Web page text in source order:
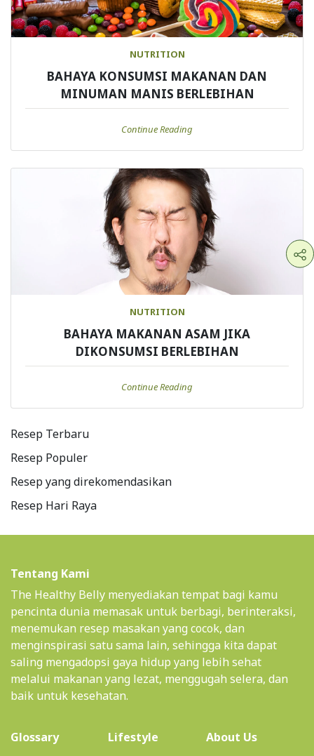
NUTRITION
BAHAYA KONSUMSI MAKANAN DAN
MINUMAN MANIS BERLEBIHAN
Continue Reading
NUTRITION
BAHAYA MAKANAN ASAM JIKA
DIKONSUMSI BERLEBIHAN
Continue Reading
Resep Terbaru
Resep Populer
Resep yang direkomendasikan
Resep Hari Raya
Tentang Kami
The Healthy Belly menyediakan tempat bagi kamu
pencinta dunia memasak untuk berbagi, berinteraksi,
menemukan resep masakan yang cocok, dan
menginspirasi satu sama lain, sehingga kita dapat
saling mengadopsi gaya hidup yang lebih sehat
melalui makanan yang lezat, menggugah selera, dan
baik untuk kesehatan.
Glossary Lifestyle About Us(current)